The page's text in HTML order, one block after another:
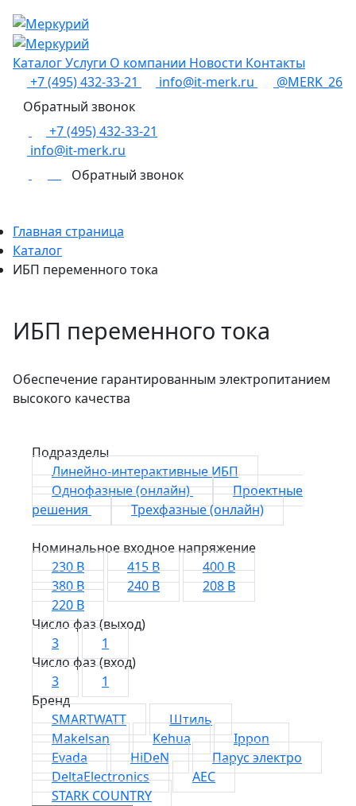
КаталогУслуги О компании Новости Контакты
+7 (495) 432-33-21
info@it-merk.ru
@MERK_26
Обратный звонок
+7 (495) 432-33-21
info@it-merk.ru
Обратный звонок
Главная страница
Каталог
ИБП переменного тока
ИБП переменного тока
Обеспечение гарантированным электропитанием
высокого качества
Подразделы
Линейно-интерактивные ИБП
Однофазные (онлайн)
Проектные
решения
Трехфазные (онлайн)
Номинальное входное напряжение
230 В
415 В
400 В
380 В
240 В
208 В
220 В
Число фаз (выход)
3
1
Число фаз (вход)
3
1
Бренд
SMARTWATT
Штиль
Makelsan
Kehua
Ippon
Evada
HiDeN
Парус электро
DeltaElectronics
AEC
STARK COUNTRY